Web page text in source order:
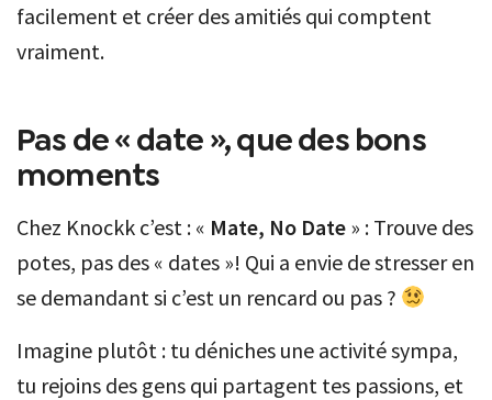
facilement et créer des amitiés qui comptent
vraiment.
Pas de « date », que des bons
moments
Chez Knockk c’est : « Mate, No Date » : Trouve des
potes, pas des « dates »! Qui a envie de stresser en
se demandant si c’est un rencard ou pas ?
Imagine plutôt : tu déniches une activité sympa,
tu rejoins des gens qui partagent tes passions, et